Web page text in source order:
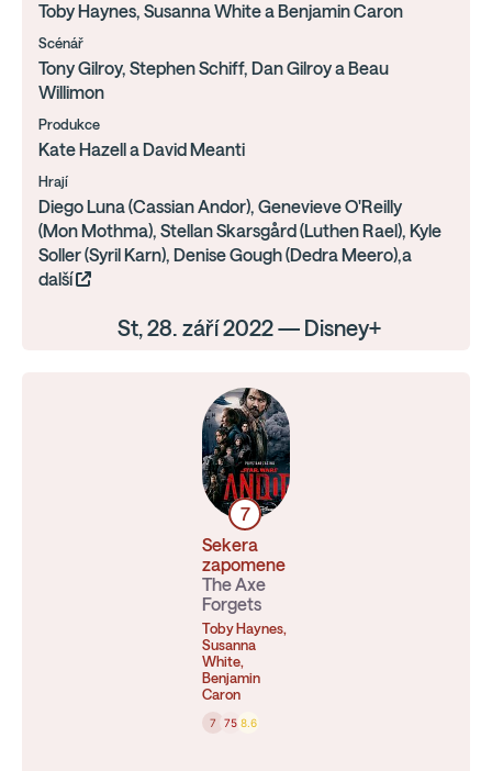
Toby Haynes, Susanna White a Benjamin Caron
Scénář
Tony Gilroy, Stephen Schiff, Dan Gilroy a Beau
Willimon
Produkce
Kate Hazell a David Meanti
Hrají
Diego Luna (Cassian Andor), Genevieve O'Reilly
(Mon Mothma), Stellan Skarsgård (Luthen Rael), Kyle
Soller (Syril Karn), Denise Gough (Dedra Meero),a
další
St, 28. září 2022 — Disney+
7
Sekera
zapomene
The Axe
Forgets
Toby Haynes,
Susanna
White,
Benjamin
Caron
7 75 8.6